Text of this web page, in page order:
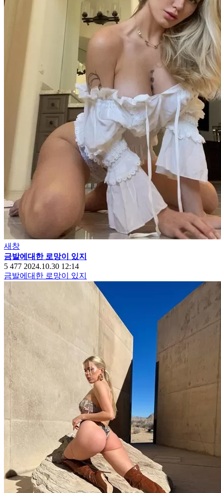
새창
금발에대한 로망이 있지
5 477 2024.10.30 12:14
금발에대한 로망이 있지